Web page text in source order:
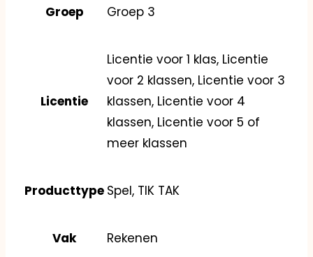
Groep Groep 3
Licentie
Licentie voor 1 klas, Licentie
voor 2 klassen, Licentie voor 3
klassen, Licentie voor 4
klassen, Licentie voor 5 of
meer klassen
Producttype Spel, TIK TAK
Vak Rekenen